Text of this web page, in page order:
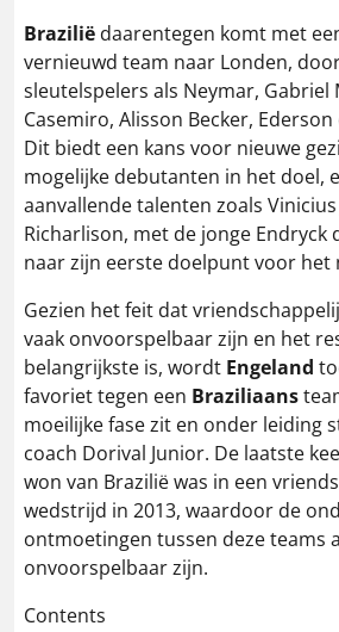
Brazilië daarentegen komt met
vernieuwd team naar Londen,
sleutelspelers als Neymar, Gabriel
Casemiro, Alisson Becker,
Dit biedt een kans voor nieuwe
mogelijke debutanten in het doel,
aanvallende talenten zoals Vinicius
Richarlison, met de jonge Endryck
naar zijn eerste doelpunt voor het
Gezien het feit dat
vaak onvoorspelbaar zijn en het
belangrijkste is, wordt Engeland
favoriet tegen een Braziliaans
moeilijke fase zit en onder leiding
coach Dorival Junior. De laatste
won van Brazilië was in een
wedstrijd in 2013, waardoor de
ontmoetingen tussen deze teams
onvoorspelbaar zijn.
Contents